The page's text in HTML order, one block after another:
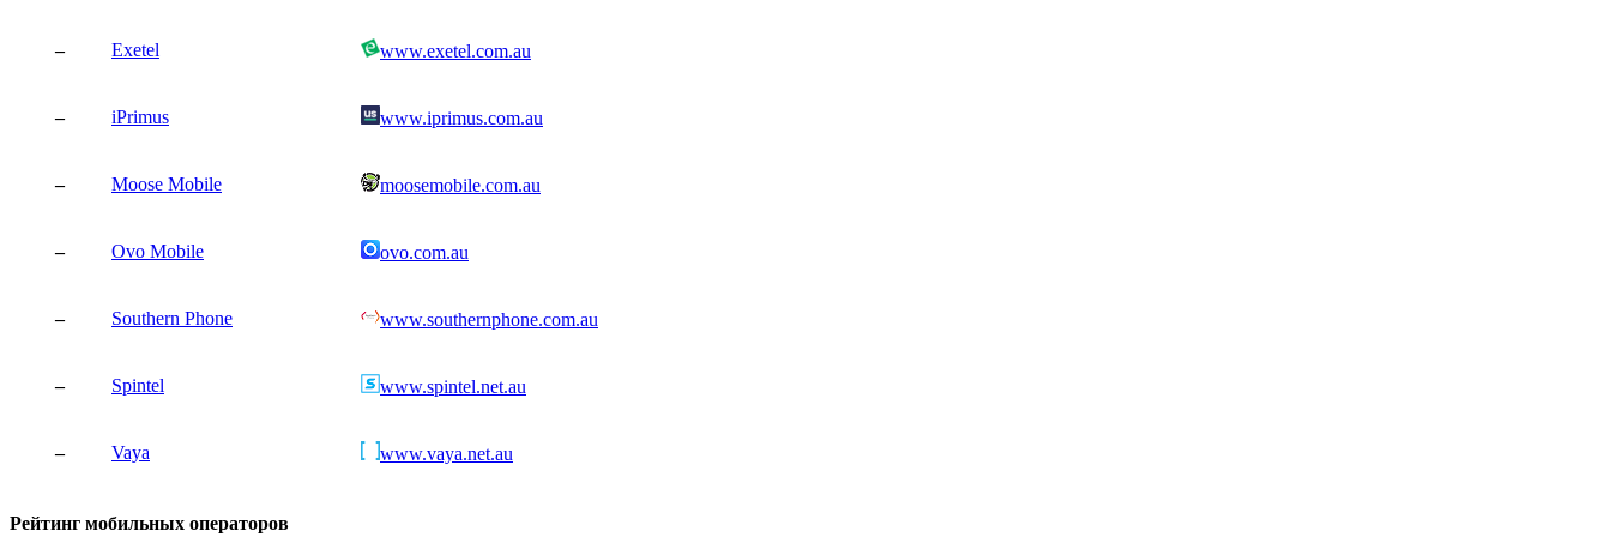
– Exetel www.exetel.com.au
– iPrimus www.iprimus.com.au
– Moose Mobile moosemobile.com.au
– Ovo Mobile ovo.com.au
– Southern Phone www.southernphone.com.au
– Spintel www.spintel.net.au
– Vaya www.vaya.net.au
Рейтинг мобильных операторов